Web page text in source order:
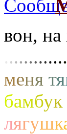
вон, на
............
меня тя
бамбук
лягушк